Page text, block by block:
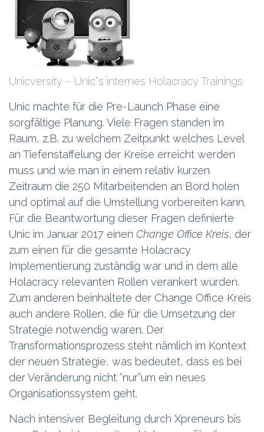
Unicversity – Unic”s internes Holacracy Trainings
Unic machte für die Pre-Launch Phase eine
sorgfältige Planung. Viele Fragen standen im
Raum, z.B. zu welchem Zeitpunkt welches Level
an Tiefenstaffelung der Kreise erreicht werden
muss und wie man in einem relativ kurzen
Zeitraum die 250 Mitarbeitenden an Bord holen
und optimal auf die Umstellung vorbereiten kann.
Für die Beantwortung dieser Fragen definierte
Unic im Januar 2017 einen Change Office Kreis, der
zum einen für die gesamte Holacracy
Implementierung zuständig war und in dem alle
Holacracy relevanten Rollen verankert wurden.
Zum anderen beinhaltete der Change Office Kreis
auch andere Rollen, die für die Umsetzung der
Strategie notwendig waren. Der
Transformationsprozess steht nämlich im Kontext
der neuen Strategie, was bedeutet, dass es bei
der Veränderung nicht “nur”um ein neues
Organisationssystem geht.
Nach intensiver Begleitung durch Xpreneurs bis